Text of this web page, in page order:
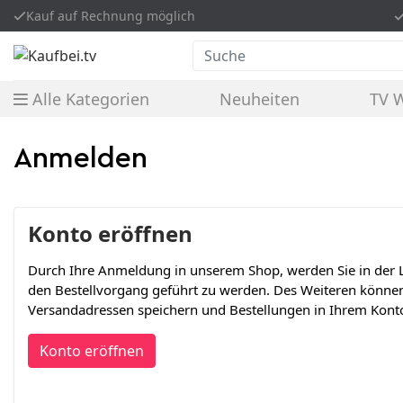
Kauf auf Rechnung möglich
Suche
Alle Kategorien Neuheiten TV
Anmelden
Konto eröffnen
Durch Ihre Anmeldung in unserem Shop, werden Sie in der
den Bestellvorgang geführt zu werden. Des Weiteren
Versandadressen speichern und Bestellungen in Ihrem
Konto eröffnen